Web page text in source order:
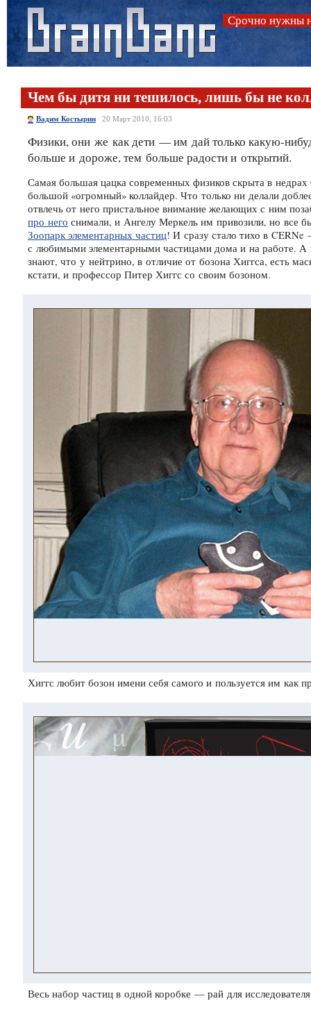
Срочно нужны
Чем бы дитя ни тешилось, лишь бы не
Вадим Костырин 20 Март 2010, 16:03
Физики, они же как дети — им дай только какую-
больше и дороже, тем больше радости и открытий.
Самая большая цацка современных физиков скрыта в
большой «огромный» коллайдер. Что только ни делали
отвлечь от него пристальное внимание желающих с ним
про него снимали, и Ангелу Меркель им привозили, но все
Зоопарк элементарных частиц! И сразу стало тихо в CERNe
с любимыми элементарными частицами дома и на работе. А
знают, что у нейтрино, в отличие от бозона Хиггса, есть
кстати, и профессор Питер Хиггс со своим бозоном.
Хиггс любит бозон имени себя самого и пользуется им как
Весь набор частиц в одной коробке — рай для